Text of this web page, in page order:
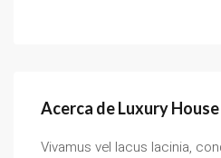
Acerca de Luxury
Vivamus vel lacus lacinia,